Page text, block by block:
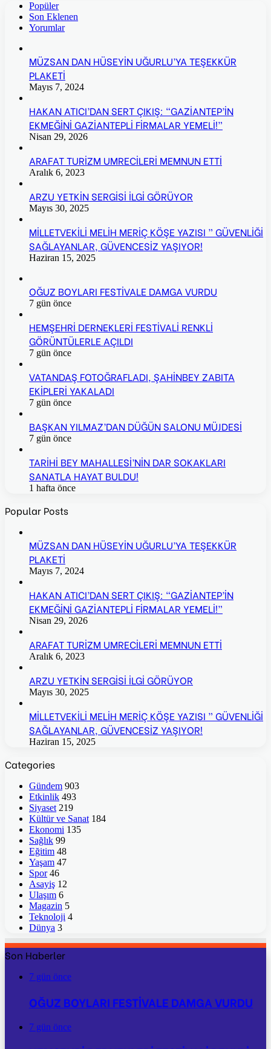
Popüler
Son Eklenen
Yorumlar
MÜZSAN DAN HÜSEYİN UĞURLU’YA TEŞEKKÜR
PLAKETİ
Mayıs 7, 2024
HAKAN ATICI’DAN SERT ÇIKIŞ: “GAZİANTEP’İN
EKMEĞİNİ GAZİANTEPLİ FİRMALAR YEMELİ!”
Nisan 29, 2026
ARAFAT TURİZM UMRECİLERİ MEMNUN ETTİ
Aralık 6, 2023
ARZU YETKİN SERGİSİ İLGİ GÖRÜYOR
Mayıs 30, 2025
MİLLETVEKİLİ MELİH MERİÇ KÖŞE YAZISI ” GÜVENLİĞİ
SAĞLAYANLAR, GÜVENCESİZ YAŞIYOR!
Haziran 15, 2025
OĞUZ BOYLARI FESTİVALE DAMGA VURDU
7 gün önce
HEMŞEHRİ DERNEKLERİ FESTİVALİ RENKLİ
GÖRÜNTÜLERLE AÇILDI
7 gün önce
VATANDAŞ FOTOĞRAFLADI, ŞAHİNBEY ZABITA
EKİPLERİ YAKALADI
7 gün önce
BAŞKAN YILMAZ’DAN DÜĞÜN SALONU MÜJDESİ
7 gün önce
TARİHİ BEY MAHALLESİ’NİN DAR SOKAKLARI
SANATLA HAYAT BULDU!
1 hafta önce
Popular Posts
MÜZSAN DAN HÜSEYİN UĞURLU’YA TEŞEKKÜR
PLAKETİ
Mayıs 7, 2024
HAKAN ATICI’DAN SERT ÇIKIŞ: “GAZİANTEP’İN
EKMEĞİNİ GAZİANTEPLİ FİRMALAR YEMELİ!”
Nisan 29, 2026
ARAFAT TURİZM UMRECİLERİ MEMNUN ETTİ
Aralık 6, 2023
ARZU YETKİN SERGİSİ İLGİ GÖRÜYOR
Mayıs 30, 2025
MİLLETVEKİLİ MELİH MERİÇ KÖŞE YAZISI ” GÜVENLİĞİ
SAĞLAYANLAR, GÜVENCESİZ YAŞIYOR!
Haziran 15, 2025
Categories
Gündem 903
Etkinlik 493
Siyaset 219
Kültür ve Sanat 184
Ekonomi 135
Sağlık 99
Eğitim 48
Yaşam 47
Spor 46
Asayiş 12
Ulaşım 6
Magazin 5
Teknoloji 4
Dünya 3
Son Haberler
7 gün önce
OĞUZ BOYLARI FESTİVALE DAMGA VURDU
7 gün önce